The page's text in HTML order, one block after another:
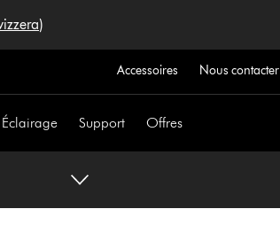
Accessoires Nous contacter
Éclairage Support Offres